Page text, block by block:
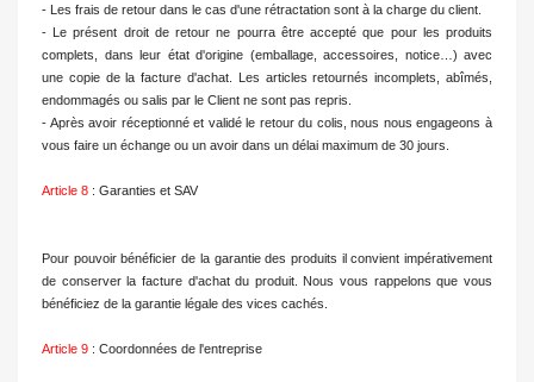
- Les frais de retour dans le cas d'une rétractation sont à la charge du client.
- Le présent droit de retour ne pourra être accepté que pour les produits
complets, dans leur état d'origine (emballage, accessoires, notice…) avec
une copie de la facture d'achat. Les articles retournés incomplets, abîmés,
endommagés ou salis par le Client ne sont pas repris.
- Après avoir réceptionné et validé le retour du colis, nous nous engageons à
vous faire un échange ou un avoir dans un délai maximum de 30 jours.
Article 8 : Garanties et SAV
Pour pouvoir bénéficier de la garantie des produits il convient impérativement
de conserver la facture d'achat du produit. Nous vous rappelons que vous
bénéficiez de la garantie légale des vices cachés.
Article 9 : Coordonnées de l'entreprise